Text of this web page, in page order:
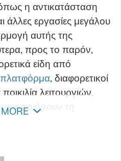
η αντικατάσταση
εργασίες μεγάλου
αυτής της
προς το παρόν,
είδη από
, διαφορετικοί
λειτουργιών,
τη